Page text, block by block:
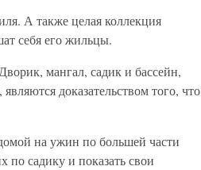
А также целая коллекция
себя его жильцы.
мангал, садик и бассейн,
доказательством того, что
на ужин по большей части
по садику и показать свои